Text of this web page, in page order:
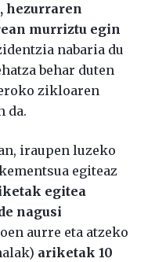
hezurraren
murriztu egin
nabaria du
behar duten
zikloaren
da.
iraupen luzeko
egiteaz
egitea
nagusi
aurre eta atzeko
ariketak 10